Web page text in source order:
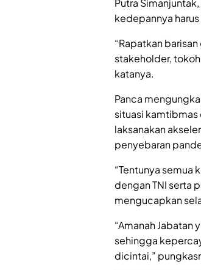
Putra
kedepannya
“Rapatkan
stakeholder,
katanya.
Panca
situasi
laksanakan
penyebaran
“Tentunya semua
dengan TNI serta
mengucapkan
“Amanah Jabatan
sehingga
dicintai,”